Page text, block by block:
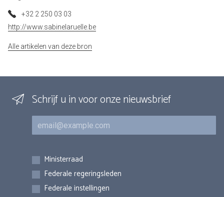
+32 2 250 03 03
http://www.sabinelaruelle.be
Alle artikelen van deze bron
Schrijf u in voor onze nieuwsbrief
E-mail
Inschrijvingen
Ministerraad
Federale regeringsleden
Federale instellingen